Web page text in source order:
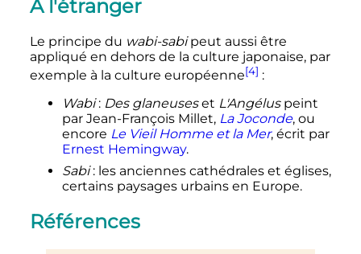
À l'étranger
Le principe du wabi-sabipeut aussi être
appliqué en dehors de la culture japonaise, par
exemple à la culture européenne[4] :
Wabi : Des glaneuseset L'Angéluspeint
par Jean-François Millet, La Joconde, ou
encore Le Vieil Homme et la Mer, écrit par
Ernest Hemingway.
Sabi : les anciennes cathédrales et églises,
certains paysages urbains en Europe.
Références